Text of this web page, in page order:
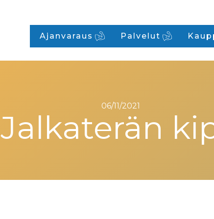
Ajanvaraus Palvelut
06/11/2021
Jalkaterän